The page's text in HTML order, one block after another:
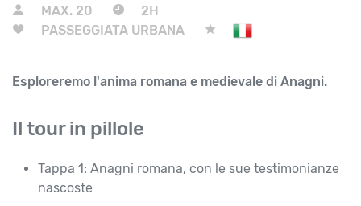
MAX. 20
2H
PASSEGGIATA URBANA
Esploreremo l'anima romana e medievale di Anagni.
Il tour in pillole
Tappa 1: Anagni romana, con le sue testimonianze
nascoste